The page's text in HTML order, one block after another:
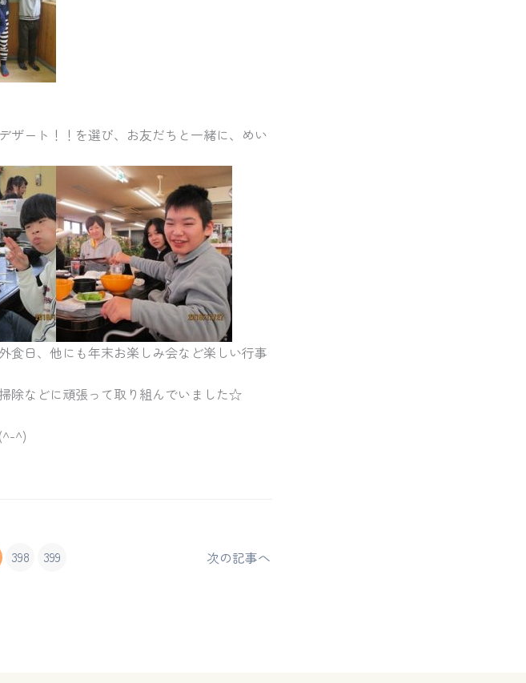
ザート！！を選び、お友だちと一緒に、めい
食日、他にも年末お楽しみ会など楽しい行事
除などに頑張って取り組んでいました☆
^)
398 399 次の記事へ